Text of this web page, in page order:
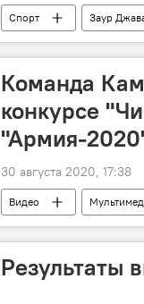
Спорт Заур
Команда
конкурсе
"Армия-
30 августа 2020, 17:38
Видео
Результаты